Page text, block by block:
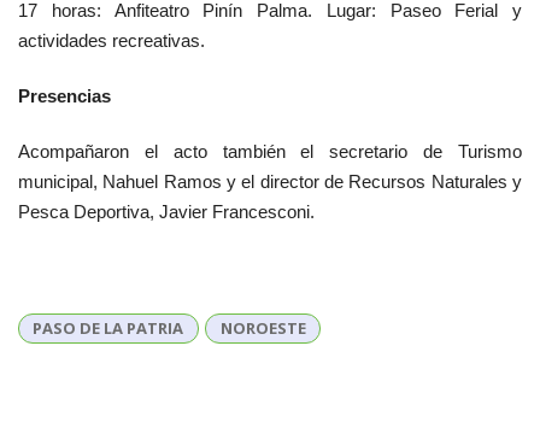
17 horas: Anfiteatro Pinín Palma. Lugar: Paseo Ferial y
actividades recreativas.
Presencias
Acompañaron el acto también el secretario de Turismo
municipal, Nahuel Ramos y el director de Recursos Naturales y
Pesca Deportiva, Javier Francesconi.
PASO DE LA PATRIA NOROESTE